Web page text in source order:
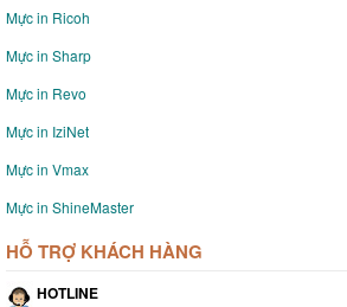
Mực in Ricoh
Mực in Sharp
Mực in Revo
Mực in IziNet
Mực in Vmax
Mực in ShineMaster
HỖ TRỢ KHÁCH HÀNG
HOTLINE